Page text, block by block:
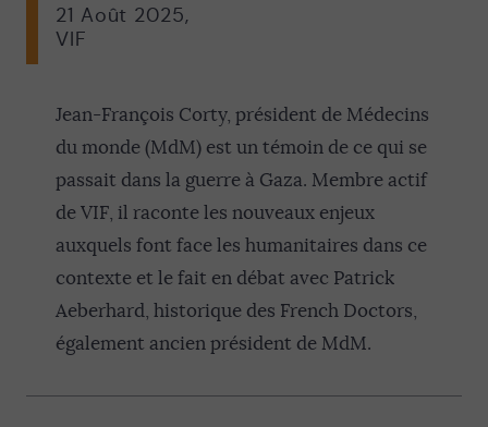
21 Août 2025,
VIF
Jean-François Corty, président de Médecins
du monde (MdM) est un témoin de ce qui se
passait dans la guerre à Gaza. Membre actif
de VIF, il raconte les nouveaux enjeux
auxquels font face les humanitaires dans ce
contexte et le fait en débat avec Patrick
Aeberhard, historique des French Doctors,
également ancien président de MdM.